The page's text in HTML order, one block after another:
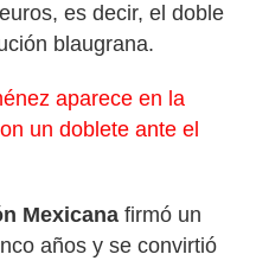
es decir, el doble
blaugrana.
aparece en la
un doblete ante el
Mexicana firmó un
años y se convirtió